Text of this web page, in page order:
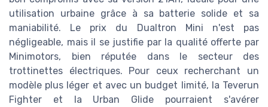
utilisation urbaine grâce à sa batterie solide et sa
maniabilité. Le prix du Dualtron Mini n'est pas
négligeable, mais il se justifie par la qualité offerte par
Minimotors, bien réputée dans le secteur des
trottinettes électriques. Pour ceux recherchant un
modèle plus léger et avec un budget limité, la Teverun
Fighter et la Urban Glide pourraient s'avérer